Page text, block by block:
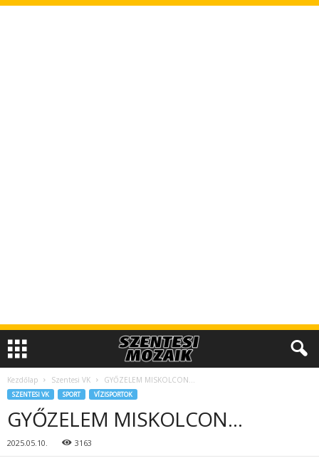
Kezdőlap Szentesi VK GYŐZELEM MISKOLCON…
SZENTESI VK SPORT VÍZISPORTOK
GYŐZELEM MISKOLCON…
2025.05.10. 3163